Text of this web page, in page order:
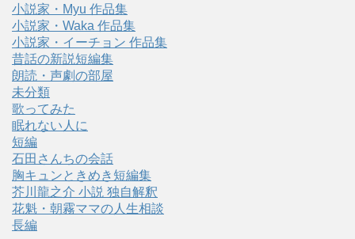
小説家・Myu 作品集
小説家・Waka 作品集
小説家・イーチョン 作品集
昔話の新説短編集
朗読・声劇の部屋
未分類
歌ってみた
眠れない人に
短編
石田さんちの会話
胸キュンときめき短編集
芥川龍之介 小説 独自解釈
花魁・朝霧ママの人生相談
長編